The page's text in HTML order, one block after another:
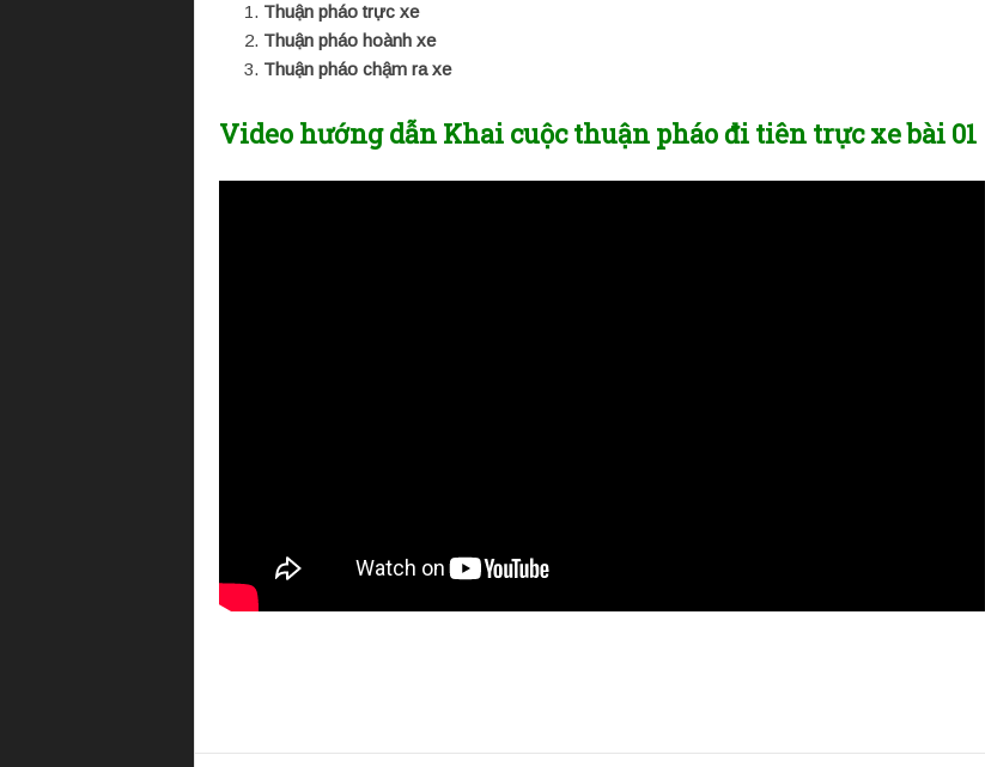
Thuận pháo trực xe
Thuận pháo hoành xe
Thuận pháo chậm ra xe
Video hướng dẫn Khai cuộc thuận pháo đi tiên trực xe bài 01